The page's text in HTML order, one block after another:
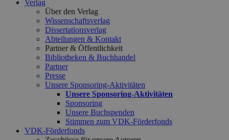
Verlag
Über den Verlag
Wissenschaftsverlag
Dissertationsverlag
Abteilungen & Kontakt
Partner & Öffentlichkeit
Bibliotheken & Buchhandel
Partner
Presse
Unsere Sponsoring-Aktivitäten
Unsere Sponsoring-Aktivitäten
Sponsoring
Unsere Buchspenden
Stimmen zum VDK-Förderfonds
VDK-Förderfonds